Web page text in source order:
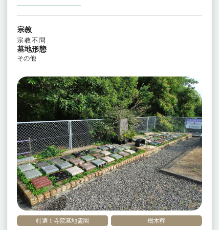
特選！寺院墓地霊園 樹木葬
宗教
宗教不問
墓地形態
その他